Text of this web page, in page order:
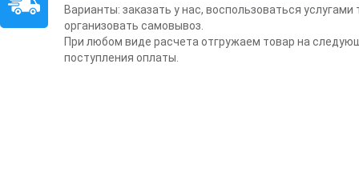
Варианты: заказать у нас, воспользоваться
организовать самовывоз.
При любом виде расчета отгружаем товар на
поступления оплаты.